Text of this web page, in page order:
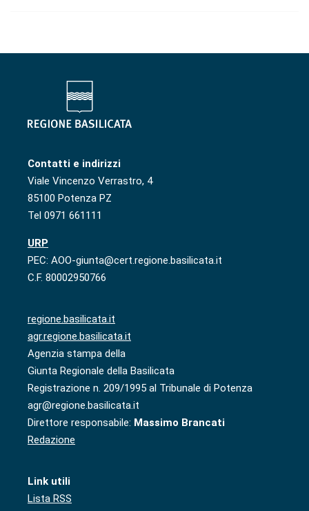
Contatti e indirizzi
Viale Vincenzo Verrastro, 4
85100 Potenza PZ
Tel 0971 661111
URP
PEC: AOO-giunta@cert.regione.basilicata.it
C.F. 80002950766
regione.basilicata.it
agr.regione.basilicata.it
Agenzia stampa della
Giunta Regionale della Basilicata
Registrazione n. 209/1995 al Tribunale di Potenza
agr@regione.basilicata.it
Direttore responsabile: Massimo Brancati
Redazione
Link utili
Lista RSS